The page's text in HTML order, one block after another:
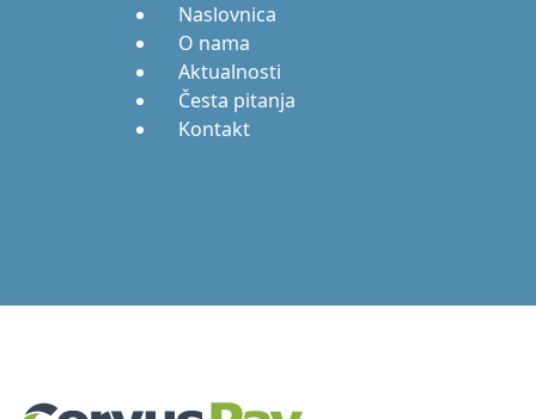
Naslovnica
O nama
Aktualnosti
Česta pitanja
Kontakt